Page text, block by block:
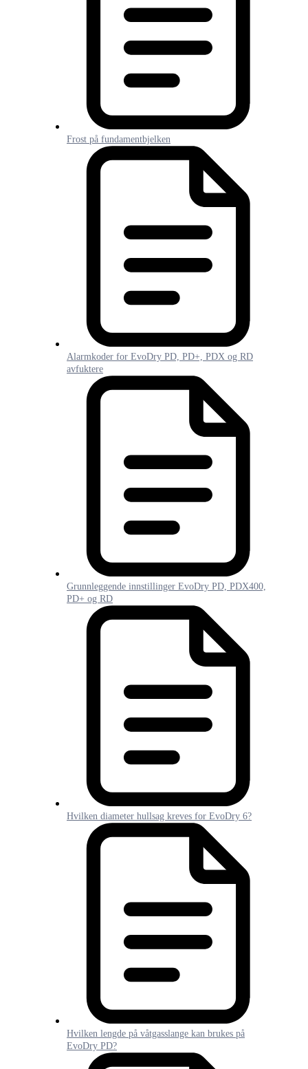
Frost på fundamentbjelken
Alarmkoder for EvoDry PD, PD+, PDX og RD
avfuktere
Grunnleggende innstillinger EvoDry PD, PDX400,
PD+ og RD
Hvilken diameter hullsag kreves for EvoDry 6?
Hvilken lengde på våtgasslange kan brukes på
EvoDry PD?